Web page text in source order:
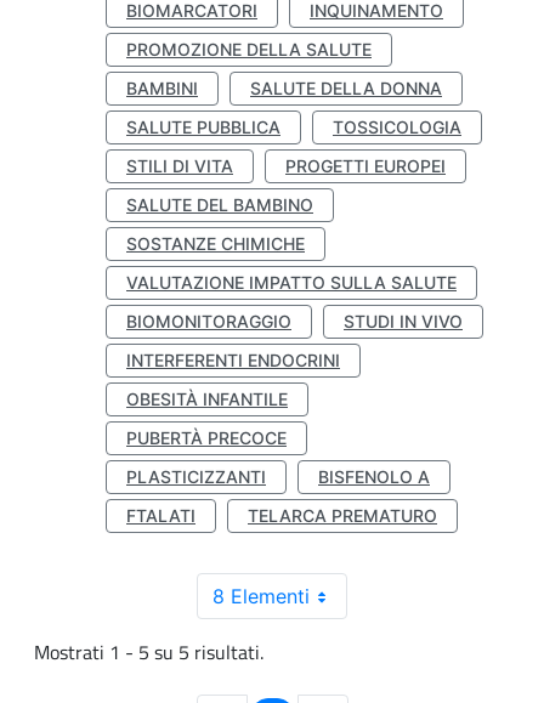
BIOMARCATORI
INQUINAMENTO
PROMOZIONE DELLA SALUTE
BAMBINI
SALUTE DELLA DONNA
SALUTE PUBBLICA
TOSSICOLOGIA
STILI DI VITA
PROGETTI EUROPEI
SALUTE DEL BAMBINO
SOSTANZE CHIMICHE
VALUTAZIONE IMPATTO SULLA SALUTE
BIOMONITORAGGIO
STUDI IN VIVO
INTERFERENTI ENDOCRINI
OBESITÀ INFANTILE
PUBERTÀ PRECOCE
PLASTICIZZANTI
BISFENOLO A
FTALATI
TELARCA PREMATURO
8 Elementi
Mostrati 1 - 5 su 5 risultati.